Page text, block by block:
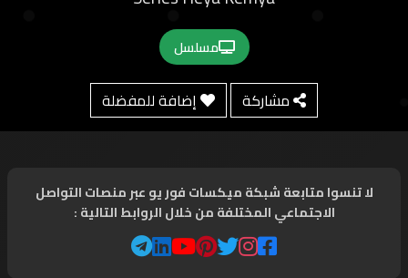
مسلسل
مشاركة إضافة للمفضلة
لا تنسوا متابعة شبكة ميكسات فور يو عبر منصات التواصل
الاجتماعي المختلفة من خلال الروابط التالية :